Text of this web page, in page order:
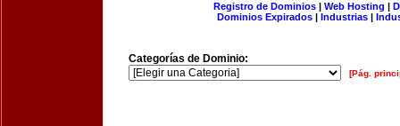
Registro de Dominios| Web Hosting |
Dominios Expirados | Industrias |
Categorías de Dominio:
[Pág.